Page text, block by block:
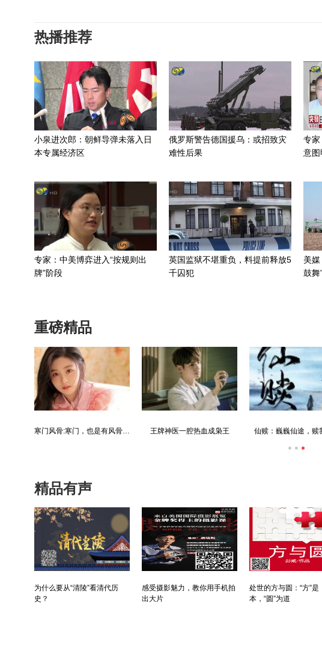
热播推荐
小泉进次郎：朝鲜导弹未落入日
本专属经济区
俄罗斯警告德国援乌：或招致灾
难性后果
专家
意图
专家：中美博弈进入“按规则出
牌”阶段
英国监狱不堪重负，料提前释放5
千囚犯
美媒
鼓舞
重磅精品
寒门风骨:寒门，也是有风骨的！ 王牌神医一腔热血成枭王 仙赎：巍巍仙途，赎
精品有声
为什么要从“清陵”看清代历
史？
感受摄影魅力，教你用手机拍
出大片
处世的方与圆：“方”是
本，“圆”为道